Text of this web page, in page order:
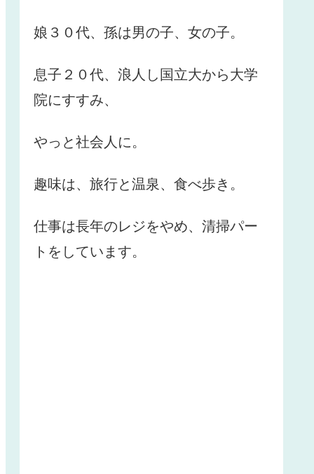
娘３０代、孫は男の子、女の子。
息子２０代、浪人し国立大から大学
院にすすみ、
やっと社会人に。
趣味は、旅行と温泉、食べ歩き。
仕事は長年のレジをやめ、清掃パー
トをしています。